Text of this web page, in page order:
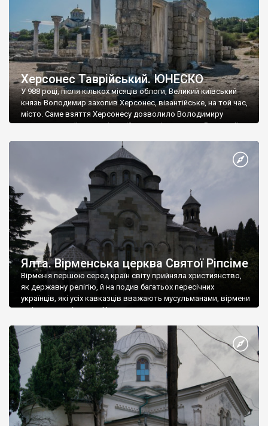
Херсонес Таврійський. ЮНЕСКО
У 988 році, після кількох місяців облоги, Великий київський
князь Володимир захопив Херсонес, візантійське, на той час,
місто. Саме взяття Херсонесу дозволило Володимиру
диктувати свої умови візантійському імператору Василю ІІ, та
Херсонесі Володимир-язичник, став Василем-християнином.
А потім було Хрещення Русі. На честь Херсонесу Таврійського
Ялта. Вірменська церква Святої Ріпсіме
Вірменія першою серед країн світу прийняла християнство,
як державну релігію, й на подив багатьох пересічних
українців, які усіх кавказців вважають мусульманами, вірмени
є відданими вірянами Христа